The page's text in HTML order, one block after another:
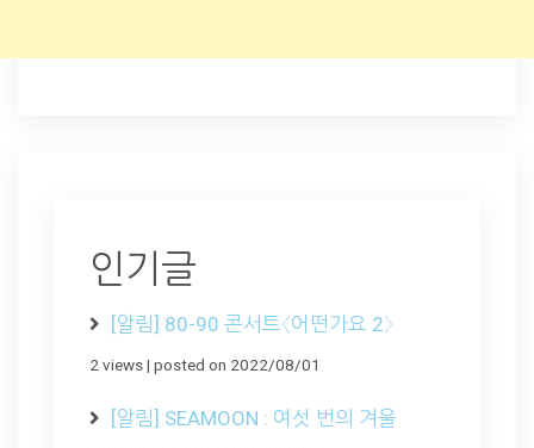
인기글
[알림] 80-90 콘서트〈어떤가요 2〉
2 views| posted on 2022/08/01
[알림] SEAMOON : 여섯 번의 겨울